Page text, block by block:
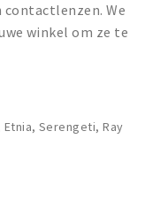
We
winkel om ze te
Serengeti, Ray